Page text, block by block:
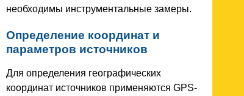
необходимы инструментальные замеры.
Определение координат и
параметров источников
Для определения географических
координат источников применяются GPS-